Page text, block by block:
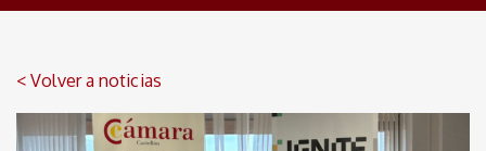
< Volver a noticias